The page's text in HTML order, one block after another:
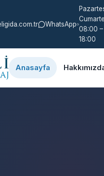
WhatsApp
08:00 –
18:00
Anasayfa